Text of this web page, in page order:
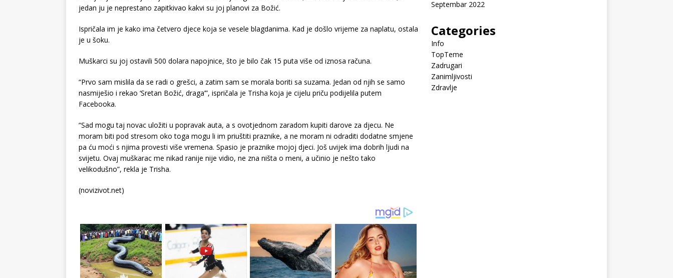
jedan ju je neprestano zapitkivao kakvi su joj planovi za Božić.
Ispričala im je kako ima četvero djece koja se vesele blagdanima. Kad je došlo vrijeme za naplatu, ostala
je u šoku.
Muškarci su joj ostavili 500 dolara napojnice, što je bilo čak 15 puta više od iznosa računa.
“Prvo sam mislila da se radi o grešci, a zatim sam se morala boriti sa suzama. Jedan od njih se samo
nasmiješio i rekao ‘Sretan Božić, draga’”, ispričala je Trisha koja je cijelu priču podijelila putem
Facebooka.
“Sad mogu taj novac uložiti u popravak auta, a s ovotjednom zaradom kupiti darove za djecu. Ne
moram biti pod stresom oko toga mogu li im priuštiti praznike, a ne moram ni odraditi dodatne smjene
pa ću moći s njima provesti više vremena. Spasio je praznike mojoj djeci. Još uvijek ima dobrih ljudi na
svijetu. Ovaj muškarac me nikad ranije nije vidio, ne zna ništa o meni, a učinio je nešto tako
velikodušno”, rekla je Trisha.
(novizivot.net)
Septembar 2022
Categories
Info
TopTeme
Zadrugari
Zanimljivosti
Zdravlje